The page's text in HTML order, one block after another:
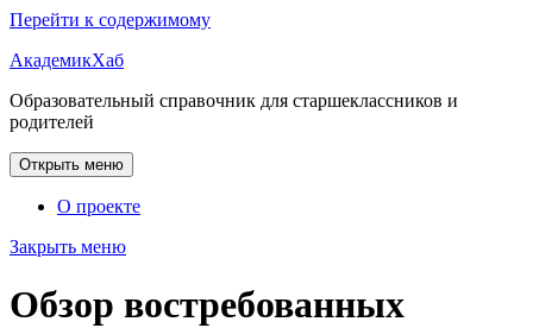
Перейти к содержимому
АкадемикХаб
Образовательный справочник для старшеклассников и
родителей
Открыть меню
О проекте
Закрыть меню
Обзор востребованных